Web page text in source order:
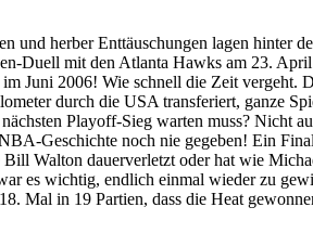
und herber Enttäuschungen lagen hinter
Duell mit den Atlanta Hawks am 23.
Juni 2006! Wie schnell die Zeit vergeht.
durch die USA transferiert, ganze
Playoff-Sieg warten muss? Nicht
Geschichte noch nie gegeben! Ein
Walton dauerverletzt oder hat wie
es wichtig, endlich einmal wieder zu
Mal in 19 Partien, dass die Heat